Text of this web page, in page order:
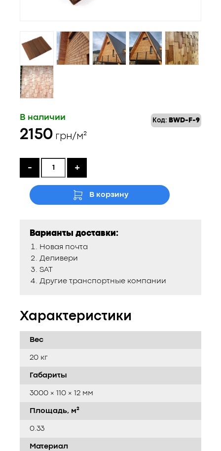
Код: BWD-F-9
В наличии
2150 грн/м²
- +
В корзину
Варианты доставки:
Новая почта
Деливери
SAT
Другие транспортные компании
Характеристики
Вес
20 кг
Габариты
3000 × 110 × 12 мм
Площадь, м²
0.33
Материал